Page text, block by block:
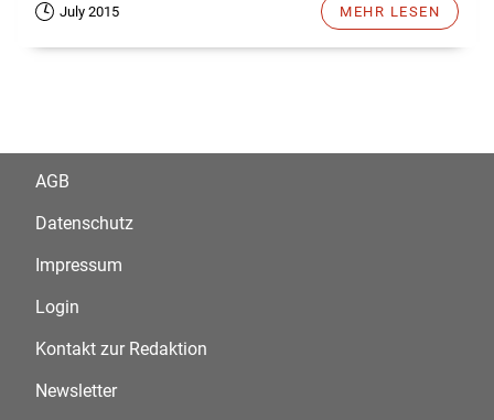
July 2015 MEHR LESEN
AGB
Datenschutz
Impressum
Login
Kontakt zur Redaktion
Newsletter